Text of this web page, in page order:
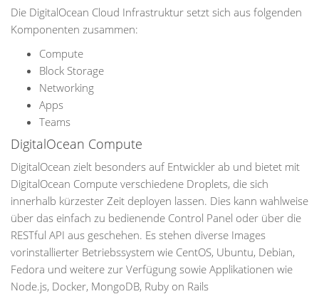
Die DigitalOcean Cloud Infrastruktur setzt sich aus folgenden
Komponenten zusammen:
Compute
Block Storage
Networking
Apps
Teams
DigitalOcean Compute
DigitalOcean zielt besonders auf Entwickler ab und bietet mit
DigitalOcean Compute verschiedene Droplets, die sich
innerhalb kürzester Zeit deployen lassen. Dies kann wahlweise
über das einfach zu bedienende Control Panel oder über die
RESTful API aus geschehen. Es stehen diverse Images
vorinstallierter Betriebssystem wie CentOS, Ubuntu, Debian,
Fedora und weitere zur Verfügung sowie Applikationen wie
Node.js, Docker, MongoDB, Ruby on Rails